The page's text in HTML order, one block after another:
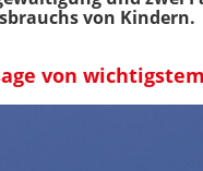
von Kindern.
von